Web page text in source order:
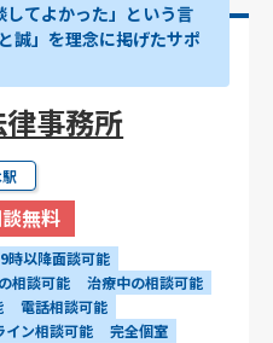
してよかった」という言
誠」を理念に掲げたサポ
事務所
無料
時以降面談可能
相談可能
治療中の相談可能
電話相談可能
イン相談可能
完全個室